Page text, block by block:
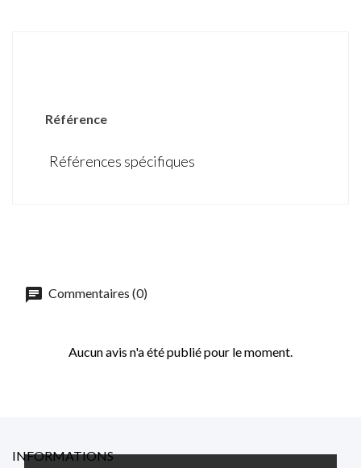
Référence
Références spécifiques
Commentaires (0)
Aucun avis n'a été publié pour le moment.
INFORMATIONS